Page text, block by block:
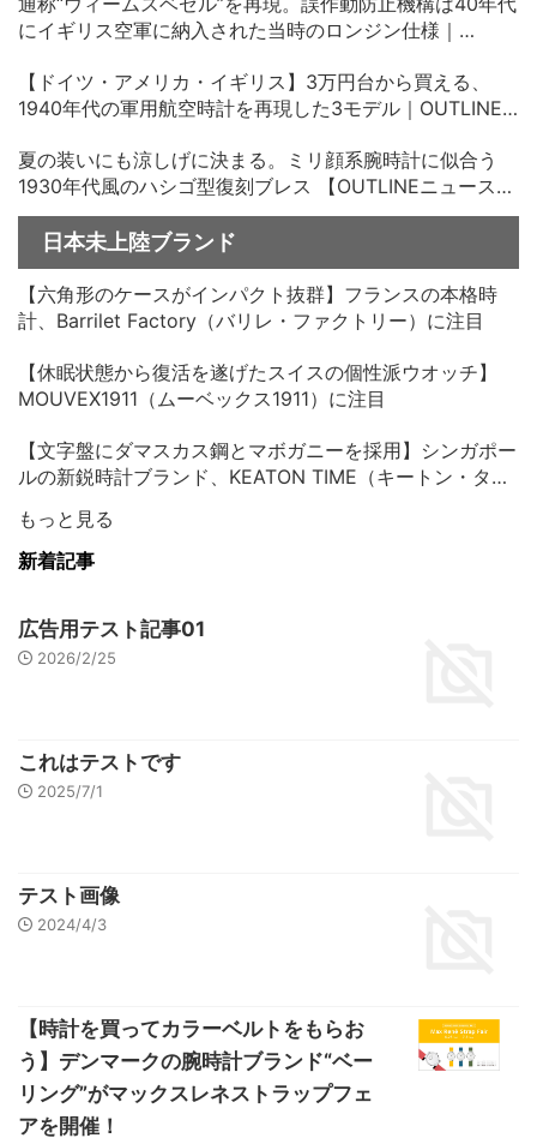
にイギリス空軍に納入された当時のロンジン仕様｜
【ドイツ・アメリカ・イギリス】3万円台から買える、
1940年代の軍用航空時計を再現した3モデル｜OUTLINE
夏の装いにも涼しげに決まる。ミリ顔系腕時計に似合う
1930年代風のハシゴ型復刻ブレス 【OUTLINEニュース
no.33】
日本未上陸ブランド
【六角形のケースがインパクト抜群】フランスの本格時
計、Barrilet Factory（バリレ・ファクトリー）に注目
【休眠状態から復活を遂げたスイスの個性派ウオッチ】
MOUVEX1911（ムーベックス1911）に注目
【文字盤にダマスカス鋼とマボガニーを採用】シンガポー
ルの新鋭時計ブランド、KEATON TIME（キートン・タイ
もっと見る
新着記事
広告用テスト記事01
2026/2/25
これはテストです
2025/7/1
テスト画像
2024/4/3
【時計を買ってカラーベルトをもらお
う】デンマークの腕時計ブランド“ベー
リング”がマックスレネストラップフェ
アを開催！